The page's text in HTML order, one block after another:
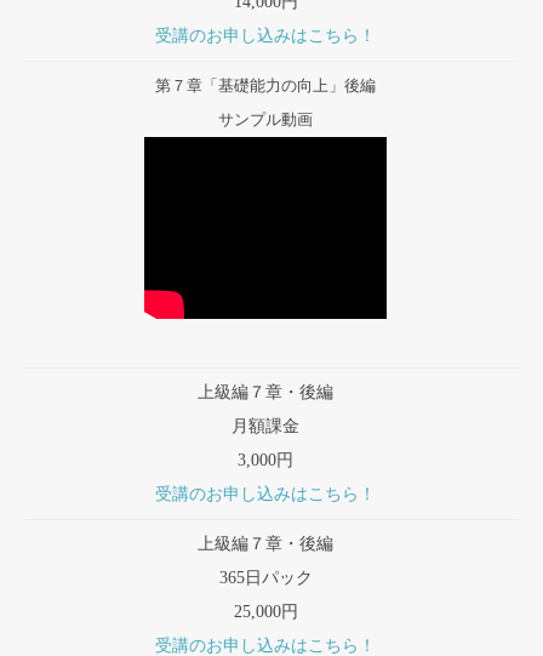
受講のお申し込みはこちら！
第７章「基礎能力の向上」後編
サンプル動画
上級編７章・後編
月額課金
3,000円
受講のお申し込みはこちら！
上級編７章・後編
365日パック
25,000円
受講のお申し込みはこちら！